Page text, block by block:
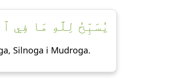
يُسَبِّحُ لِلَّهِ مَا
Silnoga i Mudroga.